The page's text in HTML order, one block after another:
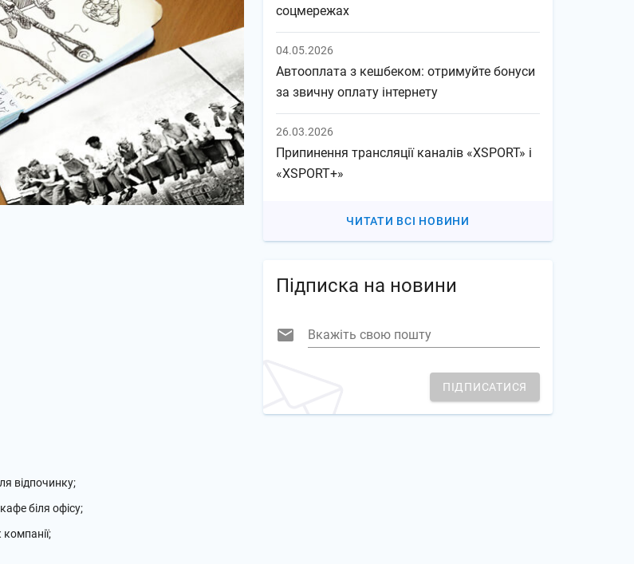
відпочинку;
біля офісу;
соцмережах
04.05.2026
Автооплата з кешбеком: отримуйте бонуси
за звичну оплату інтернету
26.03.2026
Припинення трансляції каналів «XSPORT» і
«XSPORT+»
ЧИТАТИ ВСІ НОВИНИ
Підписка на новини
Вкажіть свою пошту
ПІДПИСАТИСЯ